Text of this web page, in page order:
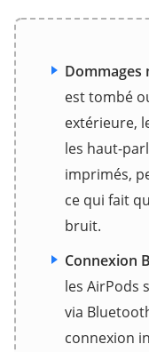
Dommages
est tombé
extérieure,
les haut-
imprimés,
ce qui fait
bruit.
Connexion
les AirPods
via
connexion